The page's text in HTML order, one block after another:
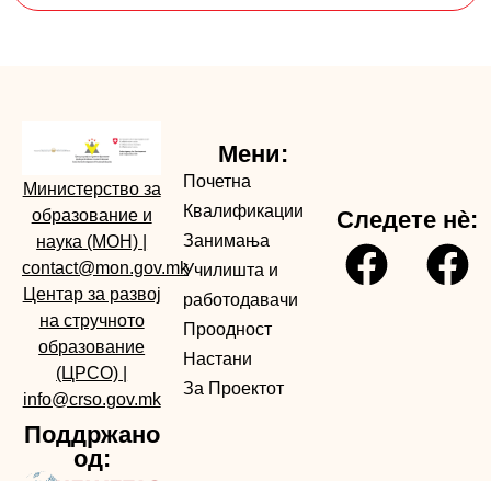
Министерство за
образование и
наука (МОН)
contact@mon.gov.mk
Центар за развој
на стручното
образование
(ЦРСО)
info@crso.gov.mk
Поддржано
од:
Мени:
Почетна
Квалификации
Занимања
Училишта и
работодавачи
Проодност
Настани
За Проектот
Следете нè: